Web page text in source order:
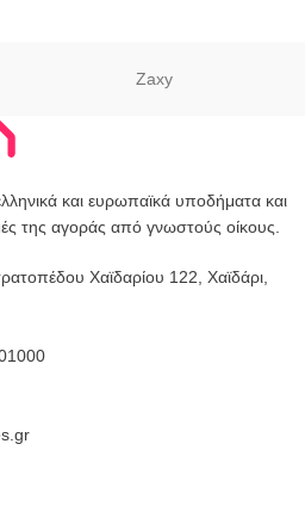
Zaxy
και ευρωπαϊκά υποδήματα και
της αγοράς από γνωστούς οίκους.
Χαϊδαρίου 122, Χαϊδάρι,